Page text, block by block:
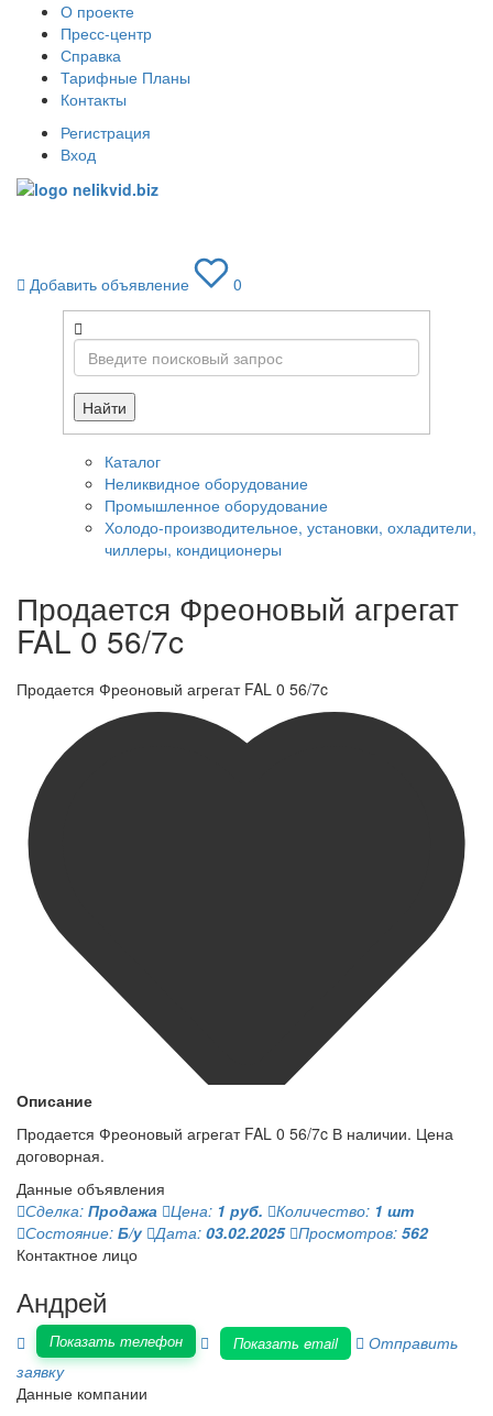
О проекте
Пресс-центр
Справка
Тарифные Планы
Контакты
Регистрация
Вход
Добавить объявление
0
Найти
Каталог
Неликвидное оборудование
Промышленное оборудование
Холодо-производительное, установки, охладители,
чиллеры, кондиционеры
Продается Фреоновый агрегат
FAL 0 56/7c
Продается Фреоновый агрегат FAL 0 56/7c
Описание
Продается Фреоновый агрегат FAL 0 56/7c В наличии. Цена
договорная.
Данные объявления
Сделка: Продажа Цена: 1 руб. Количество: 1 шт
Состояние: Б/у Дата: 03.02.2025 Просмотров: 562
Контактное лицо
Андрей
Показать телефон Показать email
Отправить
заявку
Данные компании